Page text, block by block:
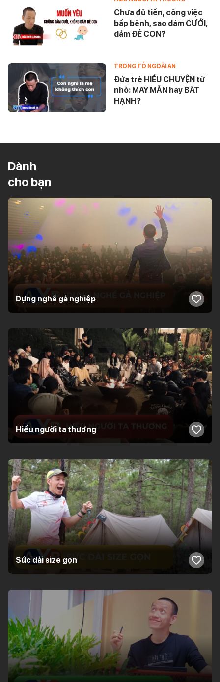
Chưa đủ tiền, công việc
bấp bênh, sao dám CƯỚI,
dám ĐẺ CON?
TRONG TỎ NGOÀI AN
Đứa trẻ HIỂU CHUYỆN từ
nhỏ: MAY MẮN hay BẤT
HẠNH?
Dành
cho bạn
Dựng nghề gả nghiệp
Hiểu người ta thương
Sức dài size gọn